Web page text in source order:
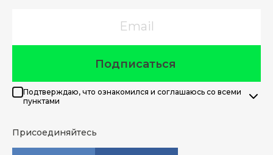
Подписаться
Подтверждаю, что ознакомился и соглашаюсь со всеми
пунктами
Присоединяйтесь